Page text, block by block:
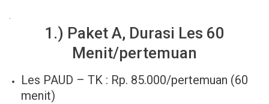
1.) Paket A, Durasi Les 60
Menit/pertemuan
Les PAUD – TK : Rp. 85.000/pertemuan (60
menit)